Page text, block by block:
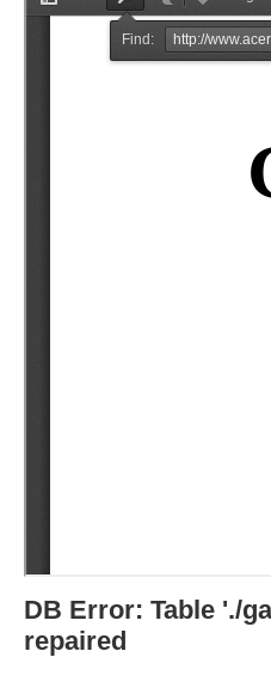
DB Error: Table './
repaired